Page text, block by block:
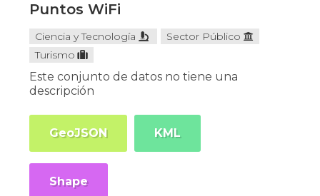
Puntos WiFi
Ciencia y Tecnología
Sector Público
Turismo
Este conjunto de datos no tiene una
descripción
GeoJSON KML
Shape